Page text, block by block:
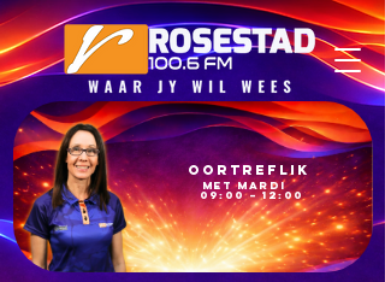
09:00 – 12:00
met Mardi
Oortreflik